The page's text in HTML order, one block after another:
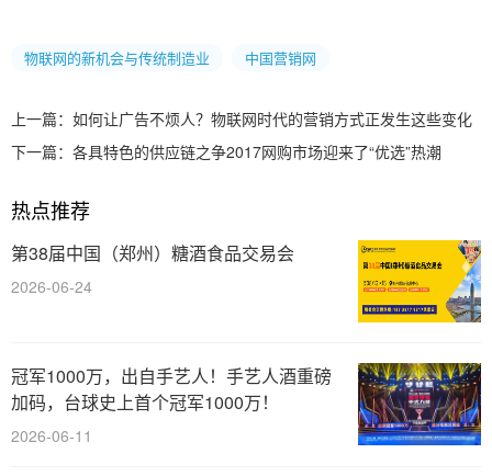
物联网的新机会与传统制造业 中国营销网
上一篇： 如何让广告不烦人？物联网时代的营销方式正发生这些变化
下一篇： 各具特色的供应链之争2017网购市场迎来了“优选”热潮
热点推荐
第38届中国（郑州）糖酒食品交易会
2026-06-24
冠军1000万，出自手艺人！手艺人酒重磅
加码，台球史上首个冠军1000万！
2026-06-11